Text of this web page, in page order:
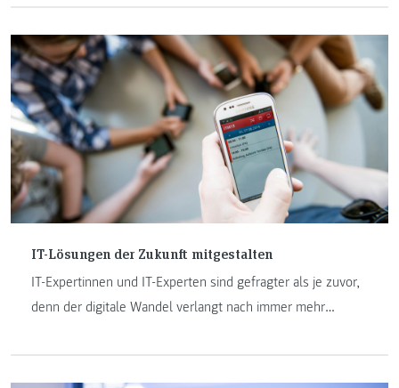
Studierendenklasse den zweiten Platz. Auch in der offenen
Klasse dürfen wir Martin Fruhmann, Klaus Gebeshuber und
Patrick Staubmann zum zweiten Platz gratulieren.
IT-Lösungen der Zukunft mitgestalten
IT-Expertinnen und IT-Experten sind gefragter als je zuvor,
denn der digitale Wandel verlangt nach immer mehr